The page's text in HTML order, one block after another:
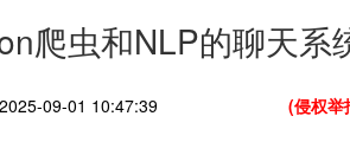
爬虫和NLP的聊天系
09-01 10:47:39 (侵权举